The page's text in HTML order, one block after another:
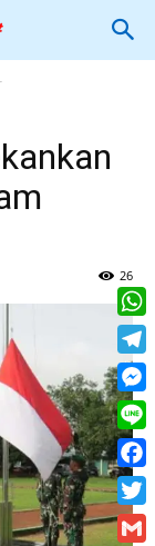
26
Line